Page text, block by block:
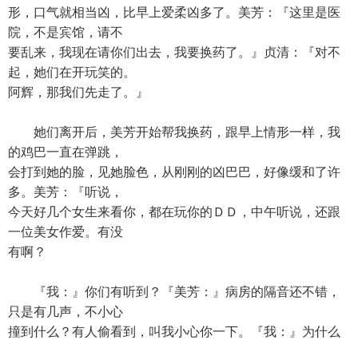
形，口气就相当凶，比早上爱柔凶多了。美芳：『这里是医
院，不是宾馆，请不
要乱来，我现在请你们出去，我要换药了。』贞清：『对不
起，她们在开玩笑的。
阿辉，那我们先走了。』
她们离开后，美芳开始帮我换药，跟早上情形一样，我
的鸡巴一直在弹跳，
会打到她的脸，见她脸色，从刚刚的凶巴巴，好像缓和了许
多。美芳：『听说，
今天好几个女生来看你，都在玩你的ＤＤ，中午听说，还跟
一位美女作爱。有没
有啊？
『我：』你们有听到？『美芳：』病房的隔音还不错，
只是有几声，不小心
撞到什么？有人偷看到，叫我小心你一下。『我：』为什么